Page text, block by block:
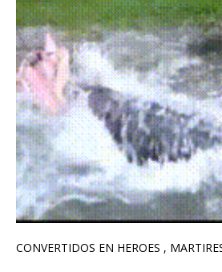
CONVERTIDOS EN HEROES ,